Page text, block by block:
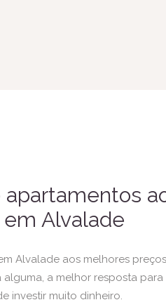
Alvalade
Alvalade aos melhores
alguma, a melhor resposta
investir muito dinheiro.